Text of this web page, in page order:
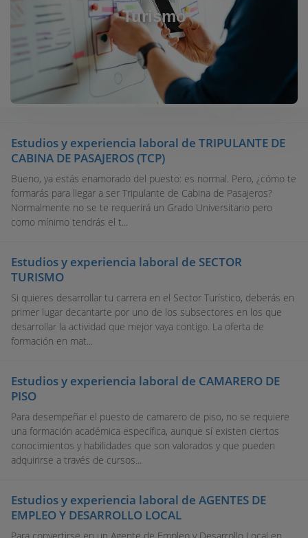
Turismo
Estudios y experiencia laboral de TRIPULANTE DE
CABINA DE PASAJEROS (TCP)
Bueno, ya estás enamorado del puesto: es normal. Pero, ¿cómo te
formarás para llegar a ser Tripulante de Cabina de Pasajeros?
Normalmente no se te requerirá un Grado Universitario pero
como mínimo tendrás el t...
Estudios y experiencia laboral de SECTOR
TURISMO
Si quieres desarrollar tu carrera en el Sector Turístico, deberás en
primer lugar decantarte por uno de los subsectores en los que
desarrollar la actividad que mejor vaya contigo. La oferta de
formación en mat...
Estudios y experiencia laboral de CAMARERO DE
PISO
Para desempeñar el puesto de camarero de piso, no se requiere
una formación académica específica, aunque sí existen ciertos
conocimientos y habilidades que son valorados y que pueden
adquirirse a través de cursos...
Estudios y experiencia laboral de AGENTES DE
EMPLEO Y DESARROLLO LOCAL